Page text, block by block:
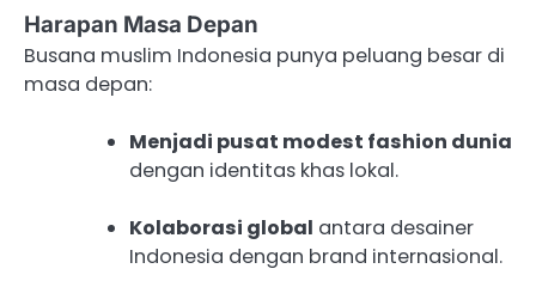
Harapan Masa Depan
Busana muslim Indonesia punya peluang besar di
masa depan:
Menjadi pusat modest fashion dunia
dengan identitas khas lokal.
Kolaborasi global antara desainer
Indonesia dengan brand internasional.